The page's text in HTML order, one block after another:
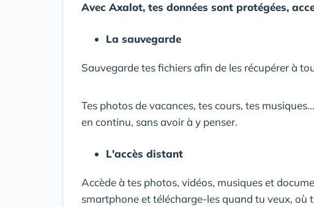
Avec Axalot, tes données sont protégées,
La sauvegarde
Sauvegarde tes fichiers afin de les récupérer à
Tes photos de vacances, tes cours, tes
en continu, sans avoir à y penser.
L'accès distant
Accède à tes photos, vidéos, musiques et
smartphone et télécharge-les quand tu veux, où